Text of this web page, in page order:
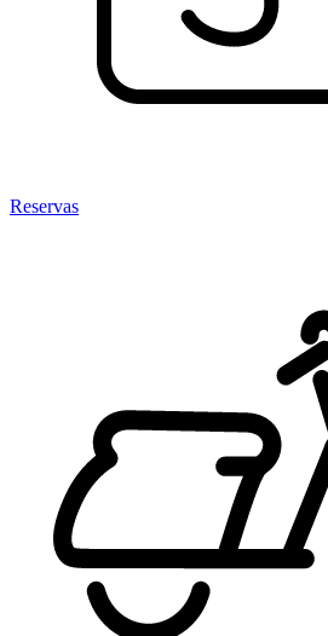
Reservas